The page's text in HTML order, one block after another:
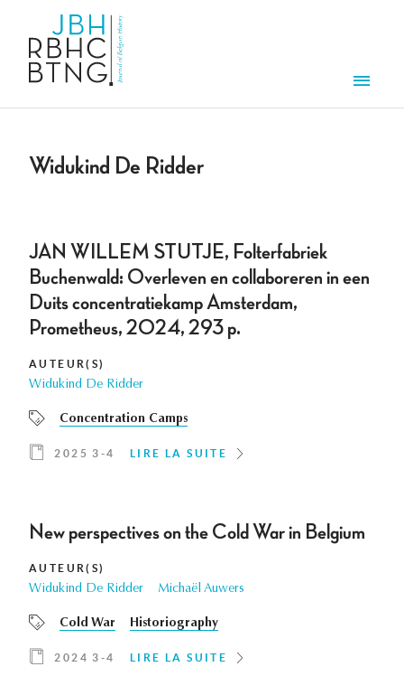
Widukind De Ridder
JAN WILLEM STUTJE, Folterfabriek
Buchenwald: Overleven en collaboreren in een
Duits concentratiekamp Amsterdam,
Prometheus, 2024, 293 p.
AUTEUR(S)
Widukind De Ridder
Concentration Camps
2025 3-4 LIRE LA SUITE
New perspectives on the Cold War in Belgium
AUTEUR(S)
Widukind De Ridder Michaël Auwers
Cold War Historiography
2024 3-4 LIRE LA SUITE